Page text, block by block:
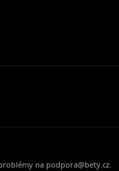
na podpora@bety.cz.